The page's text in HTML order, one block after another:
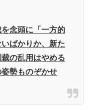
念頭に「一方的
ばかりか、新た
の乱用はやめる
勢ものぞかせ